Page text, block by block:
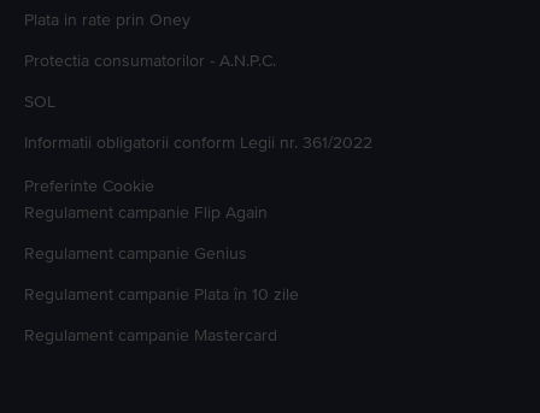
Plata in rate prin Oney
Protectia consumatorilor - A.N.P.C.
SOL
Informatii obligatorii conform Legii nr. 361/2022
Preferinte Cookie
Regulament campanie Flip Again
Regulament campanie Genius
Regulament campanie Plata în 10 zile
Regulament campanie Mastercard